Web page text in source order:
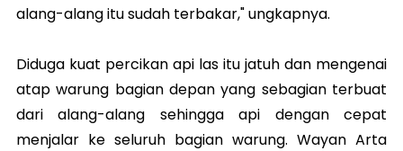
alang-alang itu sudah terbakar," ungkapnya.
Diduga kuat percikan api las itu jatuh dan mengenai
atap warung bagian depan yang sebagian terbuat
dari alang-alang sehingga api dengan cepat
menjalar ke seluruh bagian warung. Wayan Arta